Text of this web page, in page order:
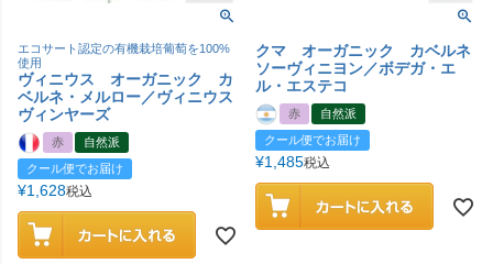
エコサート認定の有機栽培葡萄を100%
使用
ヴィニウス オーガニック カ
ベルネ・メルロー／ヴィニウス
ヴィンヤーズ
赤
自然派
クール便でお届け
¥1,628税込
クマ オーガニック カベルネ
ソーヴィニヨン／ボデガ・エ
ル・エステコ
赤
自然派
クール便でお届け
¥1,485税込